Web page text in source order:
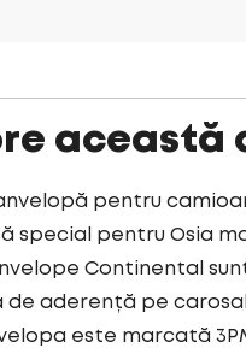
această
pentru
special pentru Osia
Continental
aderență pe
este marcată